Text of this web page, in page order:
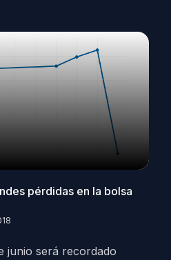
pérdidas en la bolsa
junio será recordado